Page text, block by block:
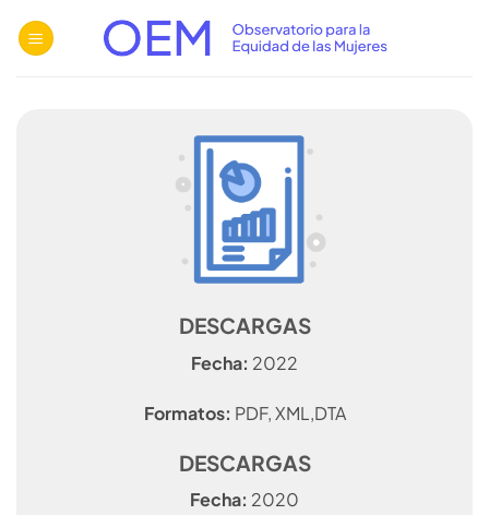
DESCARGAS
Fecha: 2022
Formatos: PDF, XML,DTA
DESCARGAS
Fecha: 2020